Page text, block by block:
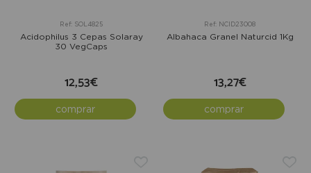
Ref: SOL4825
Acidophilus 3 Cepas Solaray
30 VegCaps
12,53€
comprar
Ref: NCID23008
Albahaca Granel Naturcid 1Kg
13,27€
comprar